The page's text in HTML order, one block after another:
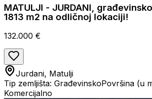
MATULJI - JURDANI,
1813 m2 na odličnoj lokaciji!
132.000 €
Jurdani, Matulji
Tip zemljišta: GrađevinskoPovršina (u
Komercijalno